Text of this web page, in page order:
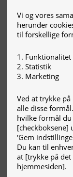
Vi og vores
herunder
til forskellige
Funktionalitet
Statistik
Marketing
Ved at trykke
alle disse
hvilke formål
[checkboksene]
'Gem
Du kan til
at [trykke på
hjemmesiden].
Arla, Viby
Skolen for
og tandplejere
(Københavns